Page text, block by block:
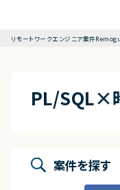
リモートワークエンジニア案件Remogu
PL/SQL×
案件を探す